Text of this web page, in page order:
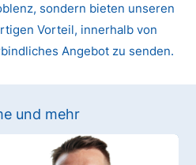
sondern bieten unseren
Vorteil, innerhalb von
Angebot zu senden.
und mehr